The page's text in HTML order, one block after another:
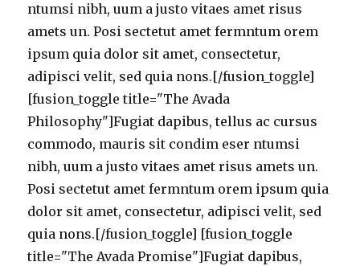
ntumsi nibh, uum a justo vitaes amet risus
amets un. Posi sectetut amet fermntum orem
ipsum quia dolor sit amet, consectetur,
adipisci velit, sed quia nons.[/fusion_toggle]
[fusion_toggle title="The Avada
Philosophy"]Fugiat dapibus, tellus ac cursus
commodo, mauris sit condim eser ntumsi
nibh, uum a justo vitaes amet risus amets un.
Posi sectetut amet fermntum orem ipsum quia
dolor sit amet, consectetur, adipisci velit, sed
quia nons.[/fusion_toggle] [fusion_toggle
title="The Avada Promise"]Fugiat dapibus,